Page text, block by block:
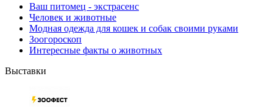
Ваш питомец - экстрасенс
Человек и животные
Модная одежда для кошек и собак своими руками
Зоогороскоп
Интересные факты о животных
Выставки